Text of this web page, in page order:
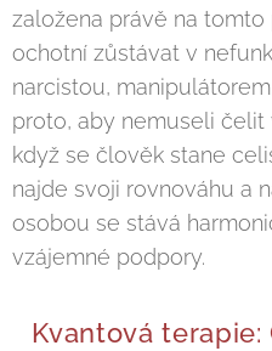
založena právě na tomto
ochotní zůstávat v
narcistou,
proto, aby nemuseli čelit
když se člověk stane
najde svoji rovnováhu a
osobou se stává
vzájemné podpory.
Kvantová